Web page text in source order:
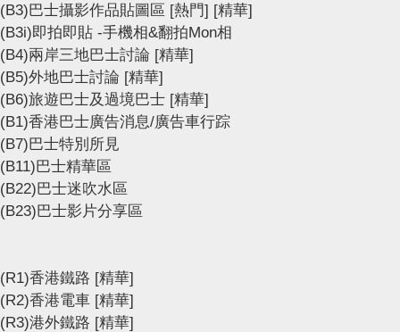
(B3)巴士攝影作品貼圖區 [熱門] [精華]
(B3i)即拍即貼 -手機相&翻拍Mon相
(B4)兩岸三地巴士討論 [精華]
(B5)外地巴士討論 [精華]
(B6)旅遊巴士及過境巴士 [精華]
(B1)香港巴士廣告消息/廣告車行踪
(B7)巴士特別所見
(B11)巴士精華區
(B22)巴士迷吹水區
(B23)巴士影片分享區
(R1)香港鐵路 [精華]
(R2)香港電車 [精華]
(R3)港外鐵路 [精華]